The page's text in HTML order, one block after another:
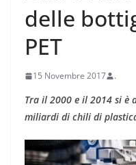
delle
PET
15 Novembre 2017 .
Tra il 2000 e il 2014 si è
miliardi di chili di